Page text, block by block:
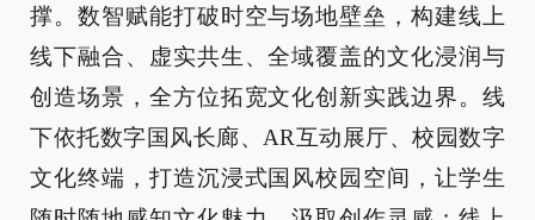
撑。数智赋能打破时空与场地壁垒，构建线上
线下融合、虚实共生、全域覆盖的文化浸润与
创造场景，全方位拓宽文化创新实践边界。线
下依托数字国风长廊、AR互动展厅、校园数字
文化终端，打造沉浸式国风校园空间，让学生